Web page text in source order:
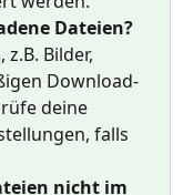
Dateien?
Bilder,
Download-
deine
falls
nicht im